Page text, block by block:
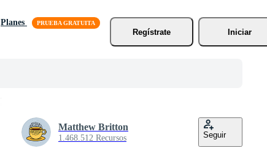
Planes
Regístrate
Iniciar
Matthew Britton
1.468.512 Recursos Seguir